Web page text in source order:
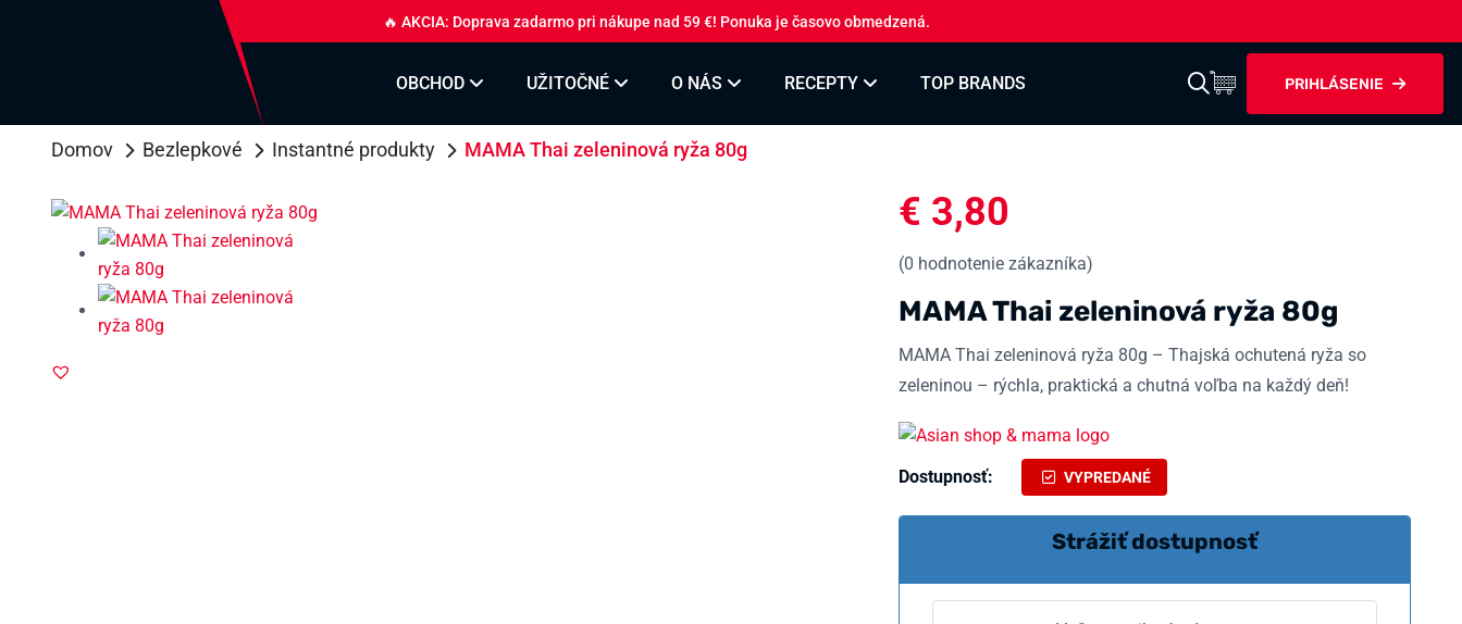
🔥 AKCIA: Doprava zadarmo pri nákupe nad 59 €! Ponuka je časovo obmedzená.
OBCHOD UŽITOČNÉ O NÁS RECEPTY TOP BRANDS PRIHLÁSENIE
Domov Bezlepkové Instantné produkty MAMA Thai zeleninová ryža 80g
€ 3,80
(0 hodnotenie zákazníka)
MAMA Thai zeleninová ryža 80g
MAMA Thai zeleninová ryža 80g – Thajská ochutená ryža so
zeleninou – rýchla, praktická a chutná voľba na každý deň!
Dostupnosť: VYPREDANÉ
Strážiť dostupnosť